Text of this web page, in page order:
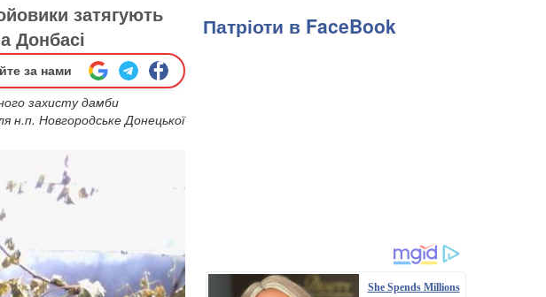
затягують
Донбасі
за нами
захисту дамби
н.п. Новгородське Донецької
Патріоти в FaceBook
She Spends Millions